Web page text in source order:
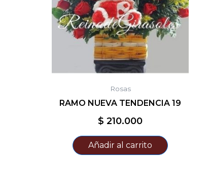
Rosas
RAMO NUEVA TENDENCIA 19
$ 210.000
Añadir al carrito